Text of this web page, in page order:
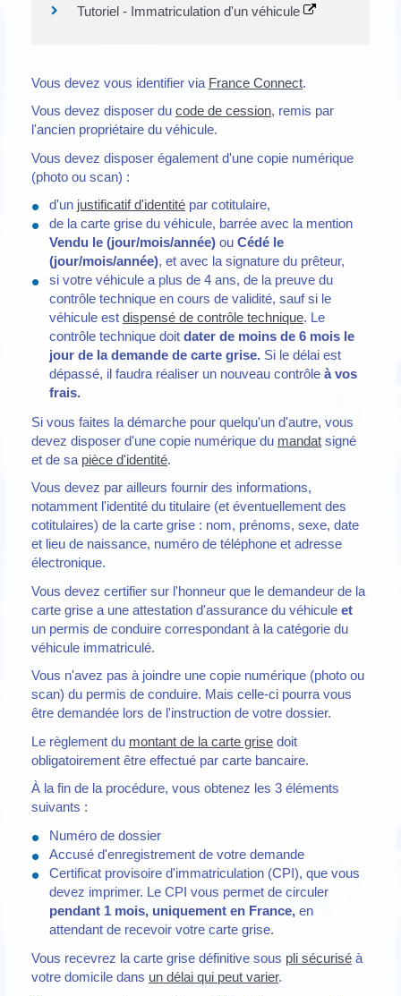
Tutoriel - Immatriculation d'un véhicule
Vous devez vous identifier via France Connect.
Vous devez disposer du code de cession, remis par
l'ancien propriétaire du véhicule.
Vous devez disposer également d'une copie numérique
(photo ou scan) :
d'un justificatif d'identité par cotitulaire,
de la carte grise du véhicule, barrée avec la mention
Vendu le (jour/mois/année) ou Cédé le
(jour/mois/année), et avec la signature du prêteur,
si votre véhicule a plus de 4 ans, de la preuve du
contrôle technique en cours de validité, sauf si le
véhicule est dispensé de contrôle technique. Le
contrôle technique doit dater de moins de 6 mois le
jour de la demande de carte grise. Si le délai est
dépassé, il faudra réaliser un nouveau contrôle à vos
frais.
Si vous faites la démarche pour quelqu'un d'autre, vous
devez disposer d'une copie numérique du mandat signé
et de sa pièce d'identité.
Vous devez par ailleurs fournir des informations,
notamment l'identité du titulaire (et éventuellement des
cotitulaires) de la carte grise : nom, prénoms, sexe, date
et lieu de naissance, numéro de téléphone et adresse
électronique.
Vous devez certifier sur l'honneur que le demandeur de la
carte grise a une attestation d'assurance du véhicule et
un permis de conduire correspondant à la catégorie du
véhicule immatriculé.
Vous n'avez pas à joindre une copie numérique (photo ou
scan) du permis de conduire. Mais celle-ci pourra vous
être demandée lors de l'instruction de votre dossier.
Le règlement du montant de la carte grise doit
obligatoirement être effectué par carte bancaire.
À la fin de la procédure, vous obtenez les 3 éléments
suivants :
Numéro de dossier
Accusé d'enregistrement de votre demande
Certificat provisoire d'immatriculation (CPI), que vous
devez imprimer. Le CPI vous permet de circuler
pendant 1 mois, uniquement en France, en
attendant de recevoir votre carte grise.
Vous recevrez la carte grise définitive sous pli sécurisé à
votre domicile dans un délai qui peut varier.